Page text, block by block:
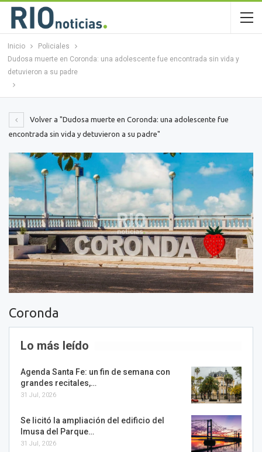
Inicio
Policiales
Dudosa muerte en Coronda: una adolescente fue encontrada sin vida y
detuvieron a su padre
Volver a "Dudosa muerte en Coronda: una adolescente fue
encontrada sin vida y detuvieron a su padre"
Coronda
Lo más leído
Agenda Santa Fe: un fin de semana con
grandes recitales,…
31 Jul, 2026
Se licitó la ampliación del edificio del
Imusa del Parque…
31 Jul, 2026